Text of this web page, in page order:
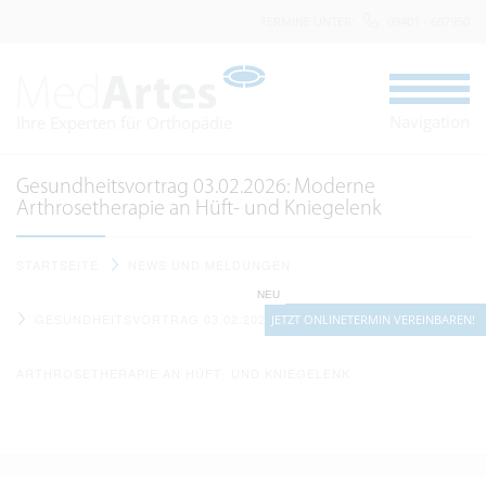
Gesundheitsvortrag 03.02.2026: Moderne
Arthrosetherapie an Hüft- und Kniegelenk
GESUNDHEITSVORTRAG 03.02.2026: MODERNE
NEU
JETZT ONLINETERMIN VEREINBAREN!